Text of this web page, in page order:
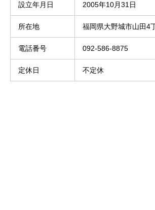
2022.02.04
設立年月日 2005年10月31日
所在地 福岡県大野城市山田4
電話番号 092-586-8875
定休日 不定休